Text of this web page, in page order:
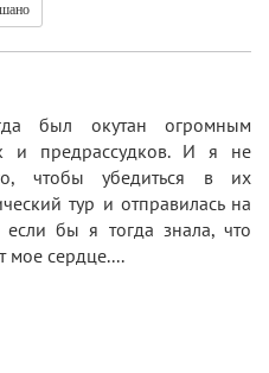
был окутан огромным
и предрассудков. И я не
чтобы убедиться в их
тур и отправилась на
если бы я тогда знала, что
мое сердце....